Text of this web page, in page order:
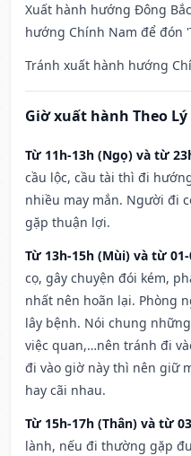
Xuất hành hướng Đông
hướng Chính Nam để đón
Tránh xuất hành hướng
Giờ xuất hành Theo
Từ 11h-13h (Ngọ) và từ
cầu lộc, cầu tài thì đi
nhiều may mắn. Người đi
gặp thuận lợi.
Từ 13h-15h (Mùi) và từ
cọ, gây chuyện đói kém,
nhất nên hoãn lại. Phòng
lây bệnh. Nói chung
việc quan,…nên tránh đi
đi vào giờ này thì nên giữ
hay cãi nhau.
Từ 15h-17h (Thân) và từ
lành, nếu đi thường gặp